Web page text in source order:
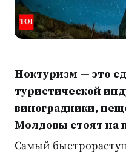
Ноктуризм — это
туристической
виноградники,
Молдовы стоят на
Самый